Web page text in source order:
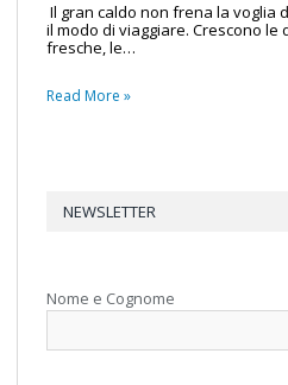
Il gran caldo non frena la voglia
il modo di viaggiare. Crescono le
fresche, le…
Read More »
NEWSLETTER
Nome e Cognome